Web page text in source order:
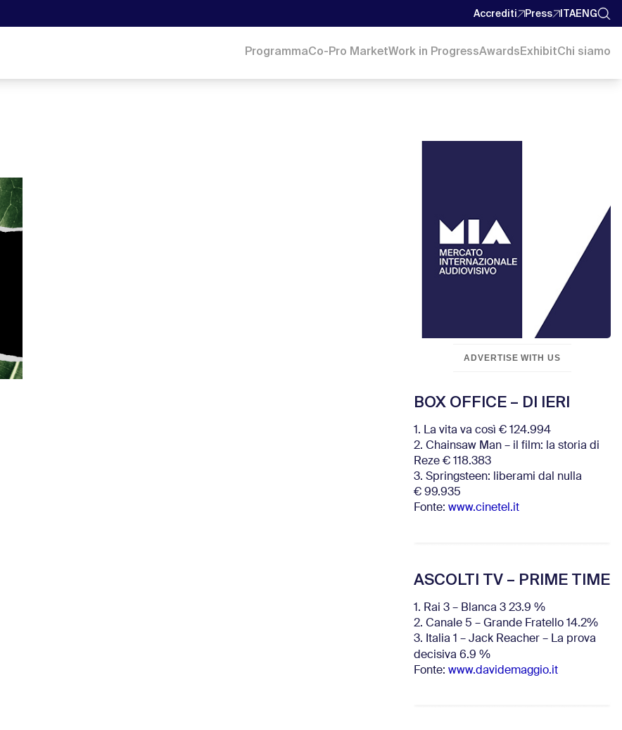
Accrediti Press ITAENG
ProgrammaCo-Pro MarketWork in ProgressAwardsExhibitChi siamo
ADVERTISE WITH US
BOX OFFICE – DI IERI
1. La vita va così € 124.994
2. Chainsaw Man – il film: la storia di
Reze € 118.383
3. Springsteen: liberami dal nulla
€ 99.935
Fonte: www.cinetel.it
ASCOLTI TV – PRIME TIME
1. Rai 3 – Blanca 3 23.9 %
2. Canale 5 – Grande Fratello 14.2%
3. Italia 1 – Jack Reacher – La prova
decisiva 6.9 %
Fonte: www.davidemaggio.it